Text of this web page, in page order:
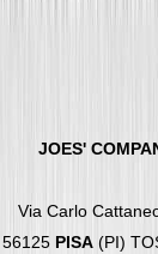
JOES'
Via Carlo
56125 PISA (PI)